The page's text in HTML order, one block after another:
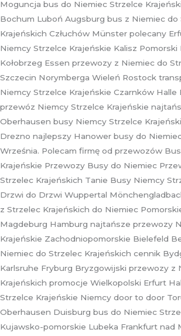
Moguncja bus do Niemiec Strzelce
Bochum Luboń Augsburg bus z Niemiec do
Krajeńskich Człuchów Münster polecany
Niemcy Strzelce Krajeńskie Kalisz
Kołobrzeg Essen przewozy z Niemiec do
Szczecin Norymberga Wieleń Rostock
Niemcy Strzelce Krajeńskie Czarnków
przewóz Niemcy Strzelce Krajeńskie
Oberhausen busy Niemcy Strzelce
Drezno najlepszy Hanower busy do
Września. Polecam firmę od przewozów
Krajeńskie Przewozy Busy do Niemiec
Strzelec Krajeńskich Tanie Busy Niemcy
Drzwi do Drzwi Wuppertal
z Strzelec Krajeńskich do Niemiec
Magdeburg Hamburg najtańsze przewozy
Krajeńskie Zachodniopomorskie Bielefeld
Niemiec do Strzelec Krajeńskich cennik
Karlsruhe Fryburg Bryzgowijski przewozy z
Krajeńskich promocje Wielkopolski Erfurt
Strzelce Krajeńskie Niemcy door to door
Oberhausen Duisburg bus do Niemiec
Kujawsko-pomorskie Lubeka Frankfurt nad